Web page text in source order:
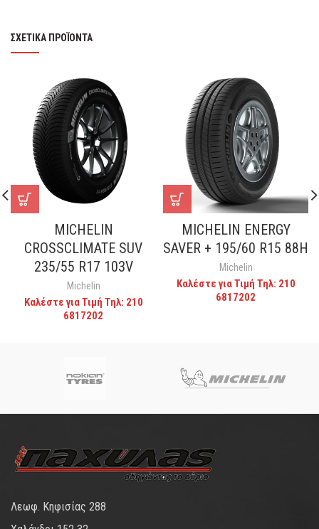
ΣΧΕΤΙΚΆ ΠΡΟΪΌΝΤΑ
MICHELIN
CROSSCLIMATE SUV
235/55 R17 103V
Michelin
Καλέστε για Τιμή Τηλ: 210
6817202
MICHELIN ENERGY
SAVER + 195/60 R15 88H
Michelin
Καλέστε για Τιμή Τηλ: 210
6817202
Λεωφ. Κηφισίας 288